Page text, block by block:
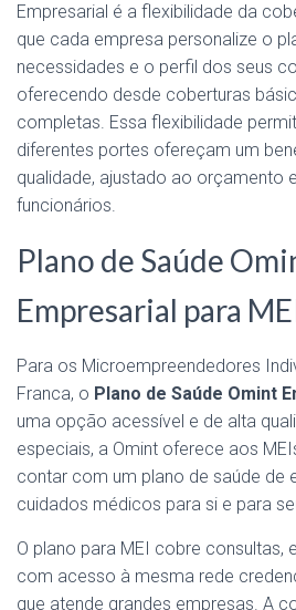
Empresarial é a flexibilidade da
que cada empresa personalize o
necessidades e o perfil dos seus
oferecendo desde coberturas
completas. Essa flexibilidade
diferentes portes ofereçam um
qualidade, ajustado ao orçamento
funcionários.
Plano de Saúde
Empresarial para
Para os Microempreendedores
Franca, o Plano de Saúde Omint
uma opção acessível e de alta
especiais, a Omint oferece aos
contar com um plano de saúde de
cuidados médicos para si e para
O plano para MEI cobre consultas,
com acesso à mesma rede
que atende grandes empresas. A